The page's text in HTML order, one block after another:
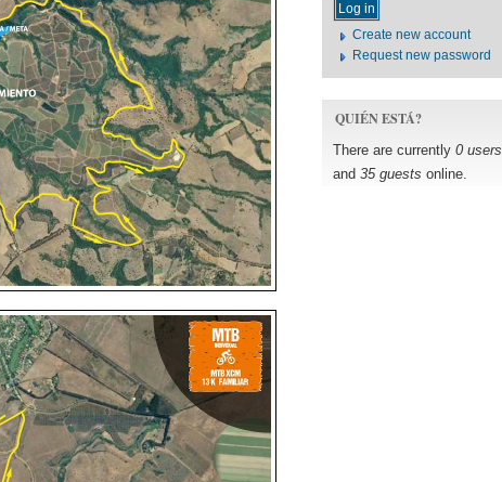
Create new account
Request new password
QUIÉN ESTÁ?
There are currently 0 users
and 35 guests online.